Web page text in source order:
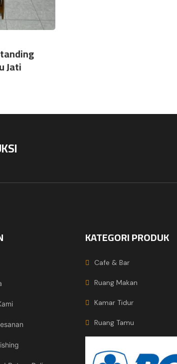
Jati
KATEGORI PRODUK
Cafe & Bar
Ruang Makan
Kamar Tidur
Ruang Tamu